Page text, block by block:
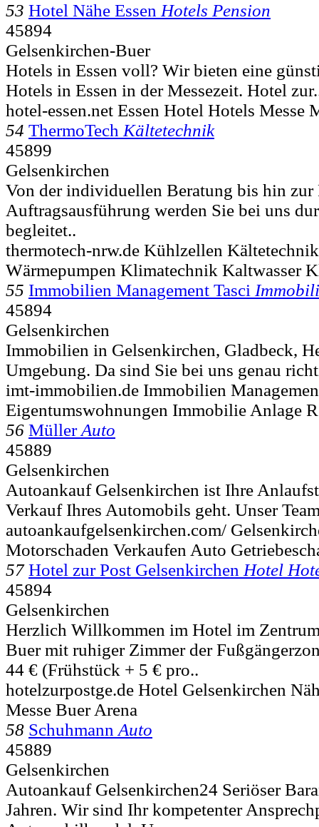
53 Hotel Nähe Essen Hotels Pension
45894
Gelsenkirchen-Buer
Hotels in Essen voll? Wir bieten eine
Hotels in Essen in der Messezeit. Hotel
hotel-essen.net Essen Hotel Hotels Messe
54 ThermoTech Kältetechnik
45899
Gelsenkirchen
Von der individuellen Beratung bis hin zur
Auftragsausführung werden Sie bei uns
begleitet..
thermotech-nrw.de Kühlzellen
Wärmepumpen Klimatechnik Kaltwasser
55 Immobilien Management Tasci
45894
Gelsenkirchen
Immobilien in Gelsenkirchen, Gladbeck,
Umgebung. Da sind Sie bei uns genau
imt-immobilien.de Immobilien
Eigentumswohnungen Immobilie Anlage
56 Müller Auto
45889
Gelsenkirchen
Autoankauf Gelsenkirchen ist Ihre
Verkauf Ihres Automobils geht. Unser
autoankaufgelsenkirchen.com/
Motorschaden Verkaufen Auto
57 Hotel zur Post Gelsenkirchen Hotel
45894
Gelsenkirchen
Herzlich Willkommen im Hotel ​im
Buer mit ruhiger Zimmer der
44 € (Frühstück + 5 € pro..
hotelzurpostge.de Hotel Gelsenkirchen
Messe Buer Arena
58 Schuhmann Auto
45889
Gelsenkirchen
Autoankauf Gelsenkirchen24 Seriöser
Jahren. Wir sind Ihr kompetenter